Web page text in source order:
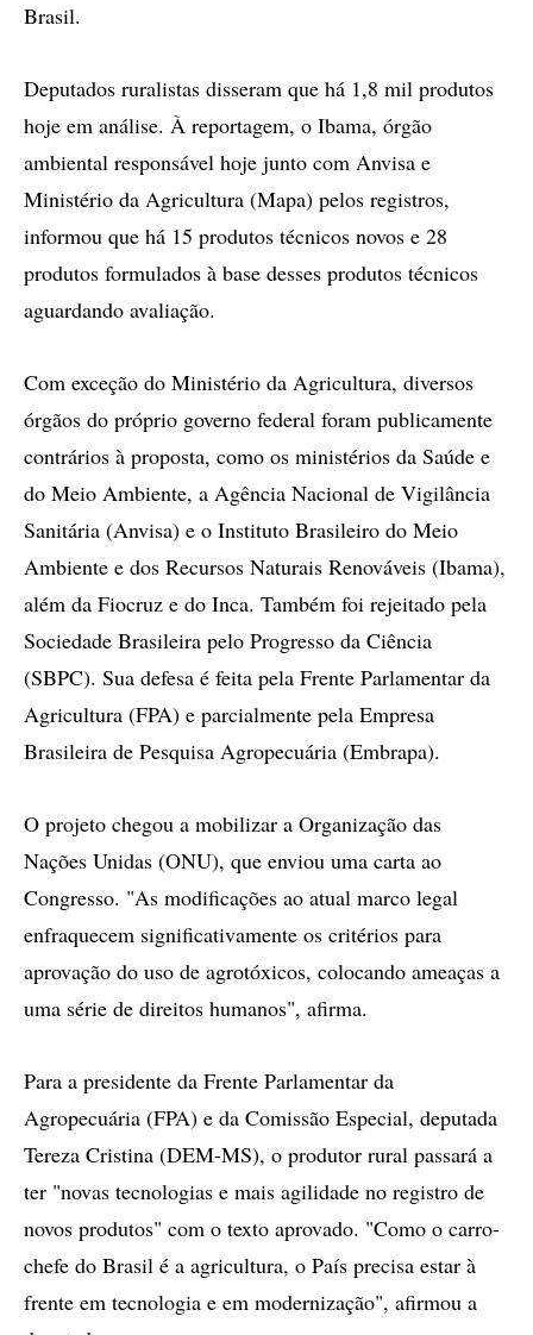
Brasil.
Deputados ruralistas disseram que há 1,8 mil produtos
hoje em análise. À reportagem, o Ibama, órgão
ambiental responsável hoje junto com Anvisa e
Ministério da Agricultura (Mapa) pelos registros,
informou que há 15 produtos técnicos novos e 28
produtos formulados à base desses produtos técnicos
aguardando avaliação.
Com exceção do Ministério da Agricultura, diversos
órgãos do próprio governo federal foram publicamente
contrários à proposta, como os ministérios da Saúde e
do Meio Ambiente, a Agência Nacional de Vigilância
Sanitária (Anvisa) e o Instituto Brasileiro do Meio
Ambiente e dos Recursos Naturais Renováveis (Ibama),
além da Fiocruz e do Inca. Também foi rejeitado pela
Sociedade Brasileira pelo Progresso da Ciência
(SBPC). Sua defesa é feita pela Frente Parlamentar da
Agricultura (FPA) e parcialmente pela Empresa
Brasileira de Pesquisa Agropecuária (Embrapa).
O projeto chegou a mobilizar a Organização das
Nações Unidas (ONU), que enviou uma carta ao
Congresso. "As modificações ao atual marco legal
enfraquecem significativamente os critérios para
aprovação do uso de agrotóxicos, colocando ameaças a
uma série de direitos humanos", afirma.
Para a presidente da Frente Parlamentar da
Agropecuária (FPA) e da Comissão Especial, deputada
Tereza Cristina (DEM-MS), o produtor rural passará a
ter "novas tecnologias e mais agilidade no registro de
novos produtos" com o texto aprovado. "Como o carro-
chefe do Brasil é a agricultura, o País precisa estar à
frente em tecnologia e em modernização", afirmou a